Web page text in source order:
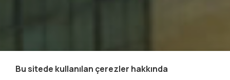
Bu sitede kullanılan çerezler hakkında